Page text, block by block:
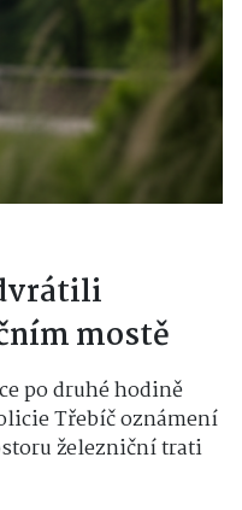
mostě
po druhé hodině
Třebíč oznámení
železniční trati